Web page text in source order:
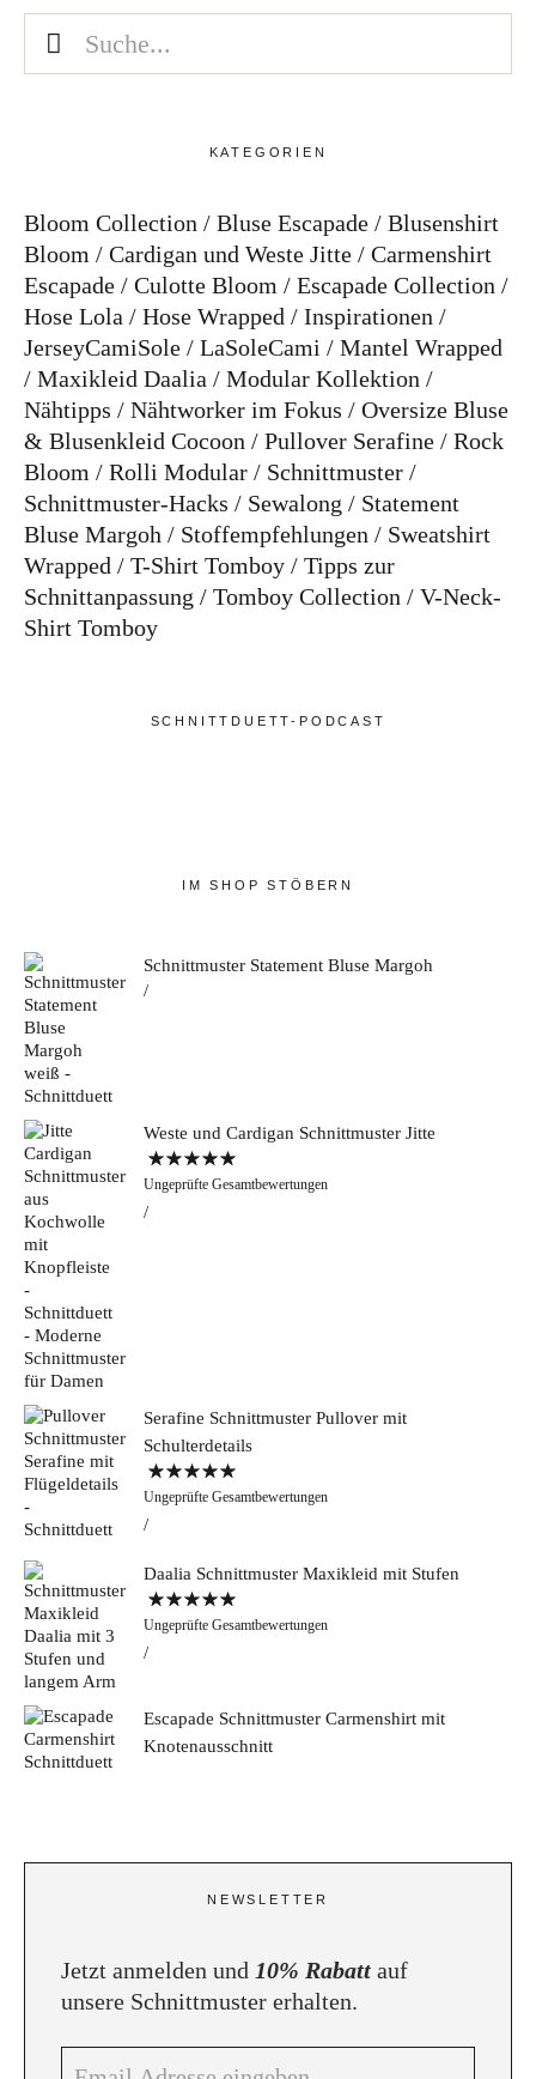
KATEGORIEN
Bloom Collection Bluse Escapade
Blusenshirt
Bloom
Cardigan und Weste Jitte
Carmenshirt
Escapade
Culotte Bloom
Escapade Collection
Hose Lola
Hose Wrapped
Inspirationen
JerseyCamiSole
LaSoleCami
Mantel Wrapped
Maxikleid Daalia
Modular Kollektion
Nähtipps
Nähtworker im Fokus
Oversize Bluse
& Blusenkleid Cocoon
Pullover Serafine
Rock
Bloom
Rolli Modular
Schnittmuster
Schnittmuster-Hacks
Sewalong
Statement
Bluse Margoh
Stoffempfehlungen
Sweatshirt
Wrapped
T-Shirt Tomboy
Tipps zur
Schnittanpassung
Tomboy Collection
V-Neck-
Shirt Tomboy
SCHNITTDUETT-PODCAST
IM SHOP STÖBERN
Schnittmuster Statement Bluse Margoh
Weste und Cardigan Schnittmuster Jitte
Bewertet mit
5.00von 5
Ungeprüfte Gesamtbewertungen
Serafine Schnittmuster Pullover mit
Schulterdetails
Bewertet mit
5.00von 5
Ungeprüfte Gesamtbewertungen
Daalia Schnittmuster Maxikleid mit Stufen
Bewertet mit
5.00von 5
Ungeprüfte Gesamtbewertungen
Escapade Schnittmuster Carmenshirt mit
Knotenausschnitt
NEWSLETTER
Jetzt anmelden und 10% Rabatt auf
unsere Schnittmuster erhalten.